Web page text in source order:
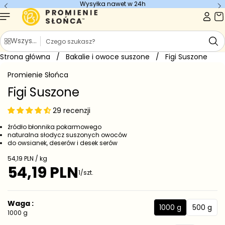
treści
Wysyłka nawet w 24h
Wszystkie kategorie
S
z
u
a
Strona główna / Bakalie i owoce suszone / Figi Suszone
Przejdź do
o
Promienie Słońca
Figi Suszone
29 recenzji
źródło błonnika pokarmowego
naturalna słodycz suszonych owoców
do owsianek, deserów i desek serów
C
e
n
j
d
n
54,19 PLN / kg
C
n
a
r
54,19 PLN1/szt.
Waga :
1000 g
1
1000 g
5
500 g